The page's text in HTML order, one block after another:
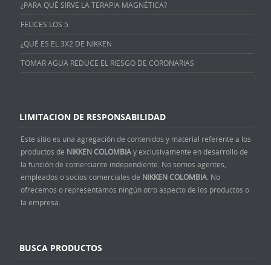
¿PARA QUÉ SIRVE LA TERAPIA MAGNÉTICA?
FELICES LOS 5
¿QUÉ ES EL 3X2 DE NIKKEN
TOMAR AGUA REDUCE EL RIESGO DE CORONARIAS
LIMITACION DE RESPONSABILIDAD
Este sitio es una agregación de contenidos y material referente a los
productos de NIKKEN COLOMBIAy exclusivamente en desarrollo de
la función de comerciante independiente. No somos agentes,
empleados o socios comerciales de NIKKEN COLOMBIA . No
ofrecemos o representamos ningún otro aspecto de los productos o
la empresa.
BUSCA PRODUCTOS